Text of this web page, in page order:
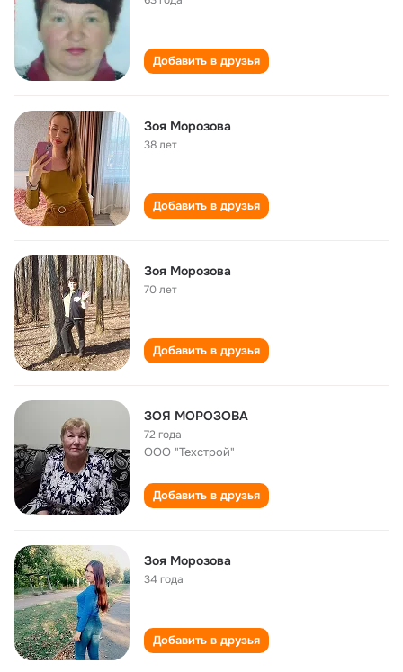
Добавить в друзья
Зоя Морозова
38 лет
Добавить в друзья
Зоя Морозова
70 лет
Добавить в друзья
ЗОЯ МОРОЗОВА
72 года
ООО "Техстрой"
Добавить в друзья
Зоя Морозова
34 года
Добавить в друзья